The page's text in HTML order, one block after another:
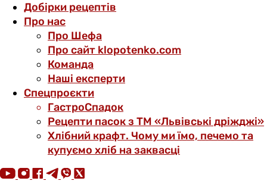
Добірки рецептів
Про нас
Про Шефа
Про сайт klopotenko.com
Команда
Наші експерти
Спецпроєкти
ГастроСпадок
Рецепти пасок з ТМ «Львівські дріжджі»
Хлібний крафт. Чому ми їмо, печемо та
купуємо хліб на заквасці